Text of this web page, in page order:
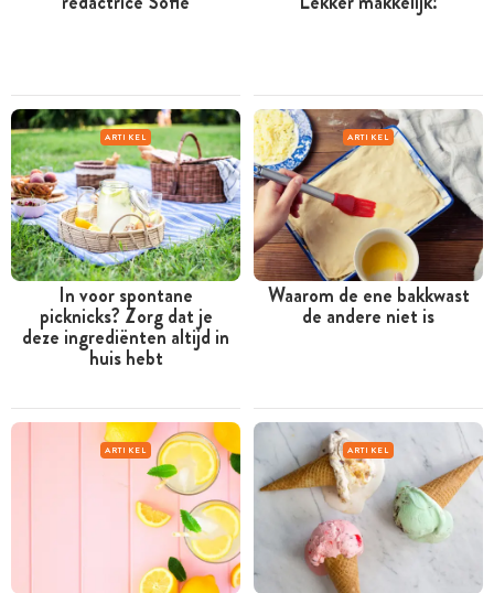
ARTIKEL
In voor spontane
picknicks? Zorg dat je
deze ingrediënten altijd in
huis hebt
ARTIKEL
Waarom de ene bakkwast
de andere niet is
ARTIKEL ARTIKEL